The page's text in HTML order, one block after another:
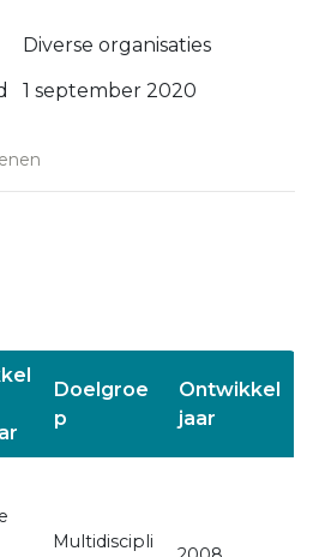
Diverse organisaties
1 september 2020
Doelgroe
p
Ontwikkel
jaar
Multidiscipli